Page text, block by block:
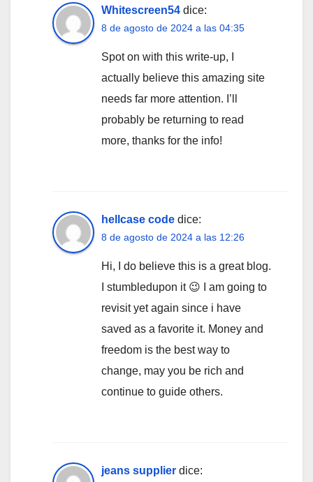
Whitescreen54 dice:
8 de agosto de 2024 a las 04:35
Spot on with this write-up, I
actually believe this amazing site
needs far more attention. I’ll
probably be returning to read
more, thanks for the info!
hellcase code dice:
8 de agosto de 2024 a las 12:26
Hi, I do believe this is a great blog.
I stumbledupon it 😉 I am going to
revisit yet again since i have
saved as a favorite it. Money and
freedom is the best way to
change, may you be rich and
continue to guide others.
jeans supplier dice: